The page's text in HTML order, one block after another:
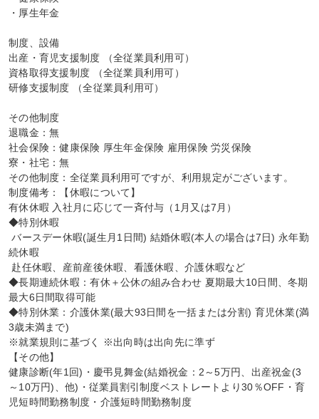
・厚生年金
制度、設備
出産・育児支援制度 （全従業員利用可）
資格取得支援制度 （全従業員利用可）
研修支援制度 （全従業員利用可）
その他制度
退職金：無
社会保険：健康保険 厚生年金保険 雇用保険 労災保険
寮・社宅：無
その他制度：全従業員利用可ですが、利用規定がございます。
制度備考：【休暇について】
有休休暇 入社月に応じて一斉付与（1月又は7月）
◆特別休暇
バースデー休暇(誕生月1日間) 結婚休暇(本人の場合は7日) 永年勤
続休暇
◆長期連続休暇：有休＋公休の組み合わせ 夏期最大10日間、冬期
最大6日間取得可能
◆特別休業：介護休業(最大93日間を一括または分割) 育児休業(満
3歳未満まで)
※就業規則に基づく ※出向時は出向先に準ず
【その他】
健康診断(年1回)・慶弔見舞金(結婚祝金：2～5万円、出産祝金(3
～10万円)、他)・従業員割引制度ベストレートより30％OFF・育
児短時間勤務制度・介護短時間勤務制度